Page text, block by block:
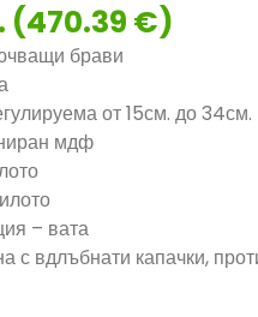
(470.39 €)
брави
от 15см. до
мдф
– вата
с вдлъбнати капачки,